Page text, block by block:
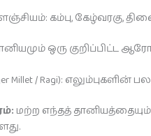
கம்பு, கேழ்வரகு,
ஒரு
Millet / Ragi): எலும்புகளின்
மற்ற எந்தத்